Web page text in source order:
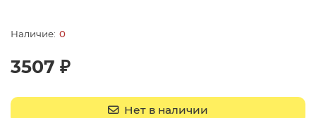
0
3507 ₽
Нет в наличии